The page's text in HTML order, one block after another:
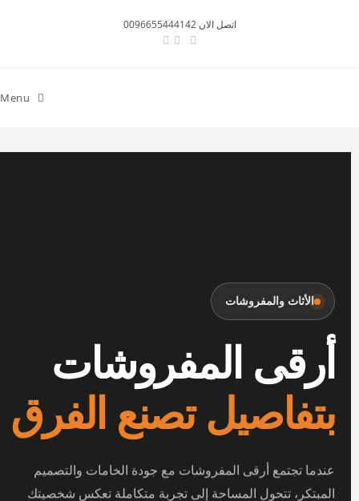
اتصل الان 0096655444142
Menu
الأثاث والمفروشات
أرقى المفروشات
بتفاصيل تصنع الفرق
عندما تجتمع أرقى المفروشات مع جودة الخامات والتصميم
المبتكر، تتحول المساحة إلى تجربة متكاملة تعكس شخصيتك